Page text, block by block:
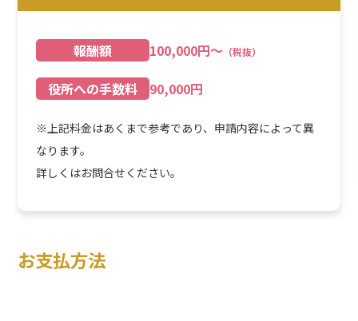
報酬額 100,000円～ （税抜）
役所への手数料 90,000円
※上記料金はあくまで参考であり、申請内容によって異
なります。
詳しくはお問合せください。
お支払方法